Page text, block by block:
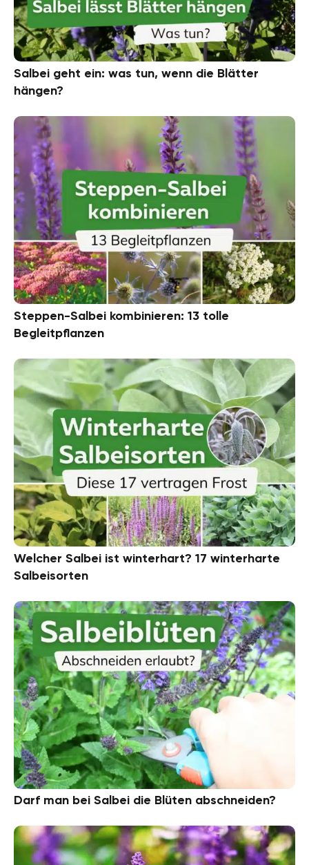
Salbei geht ein: was tun, wenn die Blätter
hängen?
Steppen-Salbei kombinieren: 13 tolle
Begleitpflanzen
Welcher Salbei ist winterhart? 17 winterharte
Salbeisorten
Darf man bei Salbei die Blüten abschneiden?